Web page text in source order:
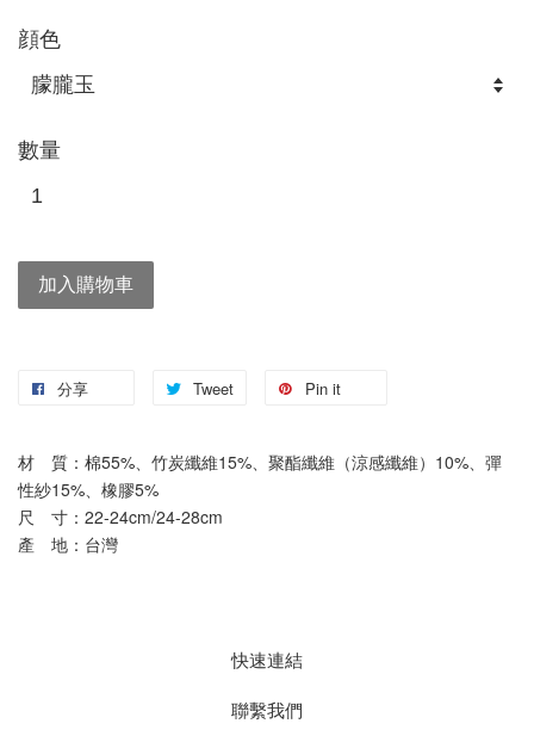
顔色
數量
加入購物車
分享 Tweet Pin it
材　質：棉55%、竹炭纖維15%、聚酯纖維（涼感纖維）10%、彈
性紗15%、橡膠5%
尺　寸：22-24cm/24-28cm
產　地：台灣
快速連結
聯繫我們